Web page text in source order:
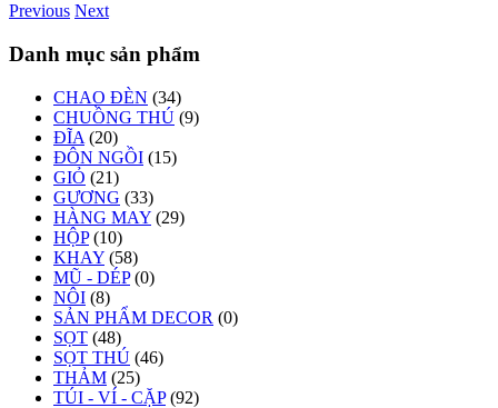
Previous Next
Danh mục sản phẩm
CHAO ĐÈN (34)
CHUỒNG THÚ (9)
ĐĨA (20)
ĐÔN NGỒI (15)
GIỎ (21)
GƯƠNG (33)
HÀNG MAY (29)
HỘP (10)
KHAY (58)
MŨ - DÉP (0)
NÔI (8)
SẢN PHẨM DECOR (0)
SỌT (48)
SỌT THÚ (46)
THẢM (25)
TÚI - VÍ - CẶP (92)